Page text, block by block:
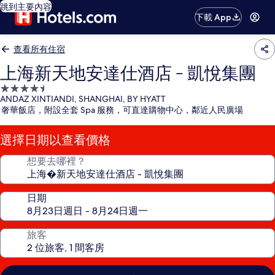
跳到主要內容
下載 App
查看所有住宿
上海新天地安達仕酒店 - 凱悅集團
4.5
星
級
住
宿
ANDAZ XINTIANDI, SHANGHAI, BY HYATT
奢華飯店，附設全套 Spa 服務，可直達購物中心，鄰近人民廣場
選擇日期以查看價格
想要去哪裡？
日期
旅客